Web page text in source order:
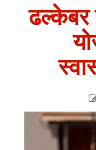
ढल्केबर